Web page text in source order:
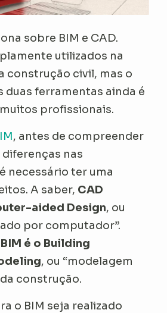
sobre BIM e CAD.
utilizados na
construção civil, mas o
duas ferramentas ainda é
profissionais.
, antes de compreender
nas
necessário ter uma
A saber, CAD
aided Design, ou
por computador”.
BIM é o Building
, ou “modelagem
construção.
o BIM seja realizado